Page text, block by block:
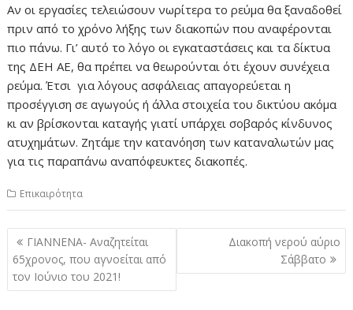
Αν οι εργασίες τελειώσουν νωρίτερα το ρεύμα θα ξαναδοθεί
πριν από το χρόνο λήξης των διακοπών που αναφέρονται
πιο πάνω. Γι’ αυτό το λόγο οι εγκαταστάσεις και τα δίκτυα
της ΔΕΗ ΑΕ, θα πρέπει να θεωρούνται ότι έχουν συνέχεια
ρεύμα. Έτσι για λόγους ασφάλειας απαγορεύεται η
προσέγγιση σε αγωγούς ή άλλα στοιχεία του δικτύου ακόμα
κι αν βρίσκονται καταγής γιατί υπάρχει σοβαρός κίνδυνος
ατυχημάτων. Ζητάμε την κατανόηση των καταναλωτών μας
για τις παραπάνω αναπόφευκτες διακοπές.
Επικαιρότητα
Πλοήγηση
άρθρων
ΓΙΑΝΝΕΝΑ- Αναζητείται
65χρονος, που αγνοείται από
τον Ιούνιο του 2021!
Διακοπή νερού αύριο
Σάββατο